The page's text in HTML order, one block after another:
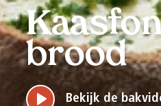
brood
Bekijk de